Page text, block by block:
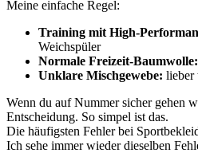
Meine einfache Regel:
Training mit High-
Weichspüler
Normale Freizeit-Baumwolle:
Unklare Mischgewebe: lieber
Wenn du auf Nummer sicher gehen
Entscheidung. So simpel ist das.
Die häufigsten Fehler bei
Ich sehe immer wieder dieselben